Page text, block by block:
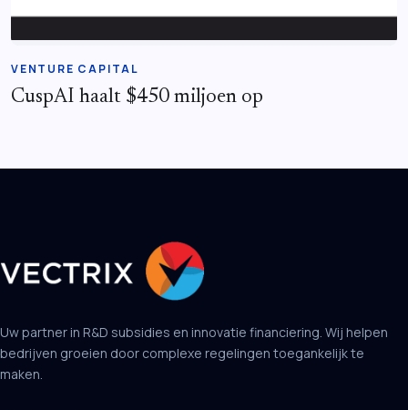
VENTURE CAPITAL
CuspAI haalt $450 miljoen op
Uw partner in R&D subsidies en innovatie financiering. Wij helpen
bedrijven groeien door complexe regelingen toegankelijk te
maken.